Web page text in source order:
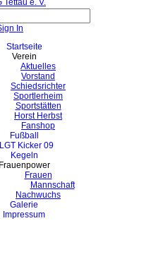
In
Startseite
Verein
Aktuelles
Vorstand
Schiedsrichter
Sportlerheim
Sportstätten
Horst Herbst
Fanshop
Fußball
Kicker 09
Kegeln
Frauenpower
Frauen
Mannschaft
Nachwuchs
Galerie
Impressum